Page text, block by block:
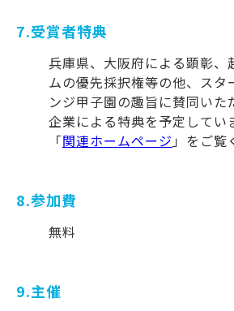
7.受賞者特典
兵庫県、大阪府による顕彰、
ムの優先採択権等の他、スタ
ンジ甲子園の趣旨に賛同いた
企業による特典を予定してい
「関連ホームページ 」をご覧
8.参加費
無料
9.主催